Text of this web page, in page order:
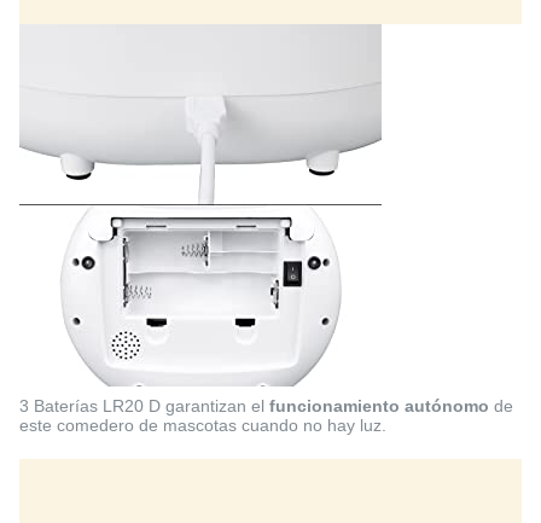
3 Baterías LR20 D garantizan el funcionamiento autónomo de
este comedero de mascotas cuando no hay luz.